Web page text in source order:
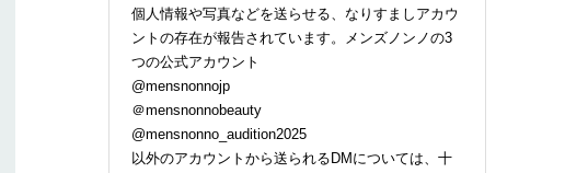
個人情報や写真などを送らせる、なりすましアカウ
ントの存在が報告されています。メンズノンノの3
つの公式アカウント
@mensnonnojp
＠mensnonnobeauty
@mensnonno_audition2025
以外のアカウントから送られるDMについては、十